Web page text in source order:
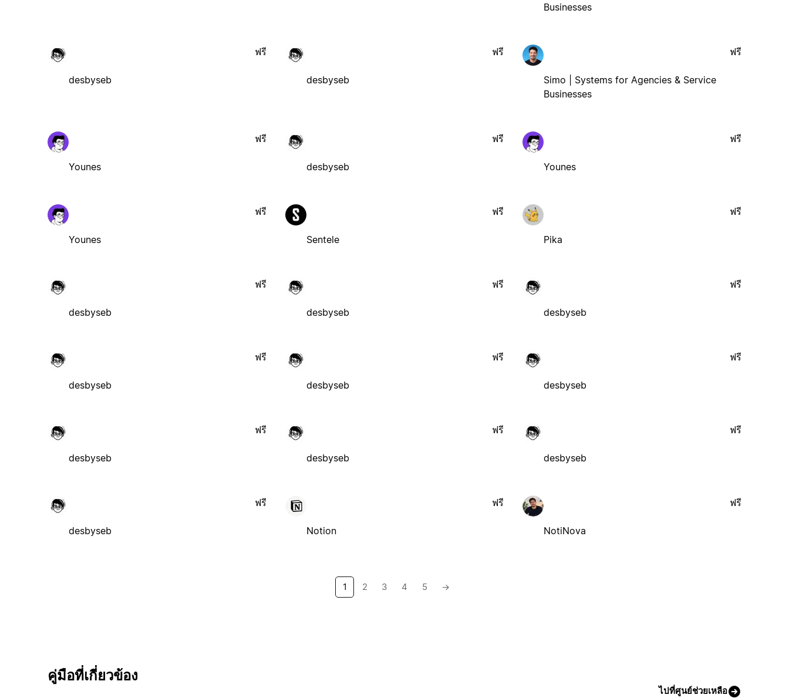
Businesses
desbyseb
ฟรี
desbyseb
ฟรี
Simo | Systems for Agencies & Service
Businesses
ฟรี
Younes
ฟรี
desbyseb
ฟรี
Younes
ฟรี
Younes
ฟรี
Sentele
ฟรี
Pika
ฟรี
desbyseb
ฟรี
desbyseb
ฟรี
desbyseb
ฟรี
desbyseb
ฟรี
desbyseb
ฟรี
desbyseb
ฟรี
desbyseb
ฟรี
desbyseb
ฟรี
desbyseb
ฟรี
desbyseb
ฟรี
Notion
ฟรี
NotiNova
ฟรี
1 2 3 4 5 →
คู่มือที่เกี่ยวข้อง
ไปที่ศูนย์ช่วยเหลือ